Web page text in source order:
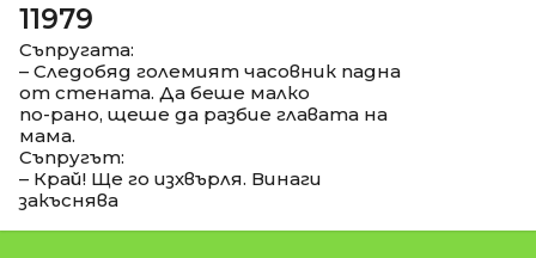
11979
Съпругата:
– Следобяд големият часовник падна
от стената. Да беше малко
по-рано, щеше да разбие главата на
мама.
Съпругът:
– Край! Ще го изхвърля. Винаги
закъснява